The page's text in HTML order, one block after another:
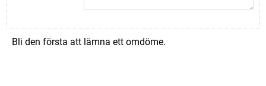
Bli den första att lämna ett omdöme.